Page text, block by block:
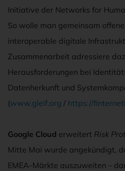
Initiative der Networks for
So wolle man gemeinsam
interoperable digitale
Zusammenarbeit adressiere
Herausforderungen bei
Datenherkunft und
(www.gleif.org / https://
Google Cloud erweitert Risk
Mitte Mai wurde angekündigt,
EMEA-Märkte auszuweiten –